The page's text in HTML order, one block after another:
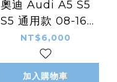
奧迪 Audi A5 S5
通用款 08-16年
雙門車用 改裝 卡夢
纖維 外觀件 空力套
件 尾翼 擾流板
NT$6,000
加入購物車